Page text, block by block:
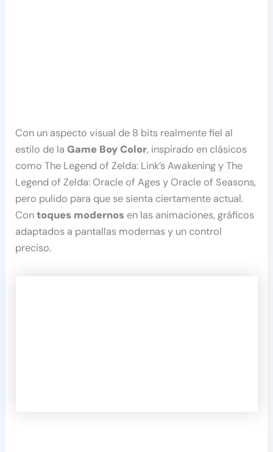
Con un aspecto visual de 8 bits realmente fiel al
estilo de laGame Boy Color, inspirado en clásicos
como The Legend of Zelda: Link’s Awakening y The
Legend of Zelda: Oracle of Ages y Oracle of Seasons,
pero pulido para que se sienta ciertamente actual.
Contoques modernos en las animaciones, gráficos
adaptados a pantallas modernas y un control
preciso.